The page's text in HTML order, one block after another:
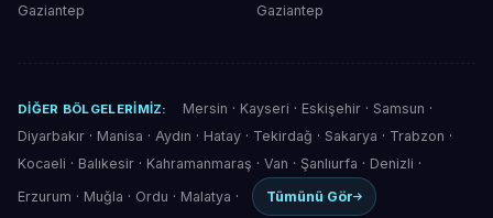
Gaziantep Gaziantep
DIĞER BÖLGELERIMIZ: Mersin · Kayseri · Eskişehir· Samsun ·
Diyarbakır · Manisa · Aydın · Hatay · Tekirdağ · Sakarya · Trabzon ·
Kocaeli · Balıkesir · Kahramanmaraş · Van · Şanlıurfa · Denizli ·
Erzurum · Muğla · Ordu · Malatya · Tümünü Gör